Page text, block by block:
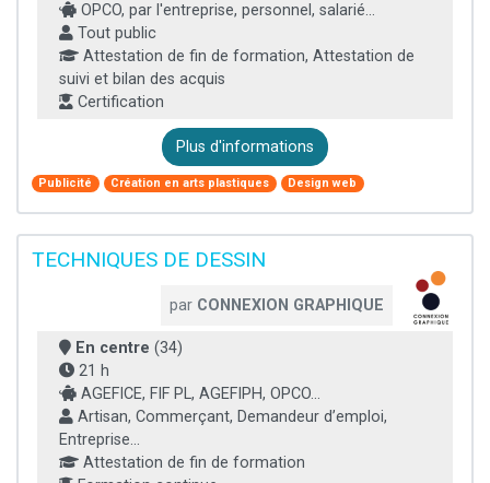
OPCO, par l'entreprise, personnel, salarié...
Tout public
Attestation de fin de formation, Attestation de
suivi et bilan des acquis
Certification
Plus d'informations
Publicité Création en arts plastiques Design web
TECHNIQUES DE DESSIN
par CONNEXION GRAPHIQUE
En centre (34)
21 h
AGEFICE, FIF PL, AGEFIPH, OPCO...
Artisan, Commerçant, Demandeur d’emploi,
Entreprise...
Attestation de fin de formation